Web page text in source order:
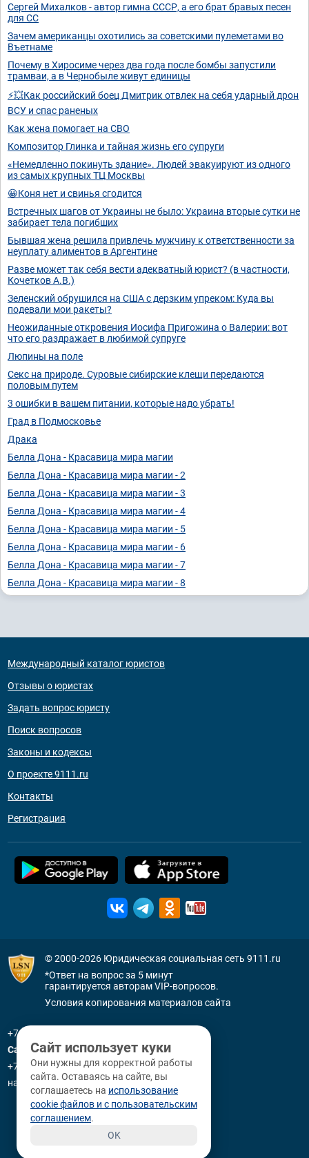
Сергей Михалков - автор гимна СССР, а его брат бравых песен
для СС
Зачем американцы охотились за советскими пулеметами во
Въетнаме
Почему в Хиросиме через два года после бомбы запустили
трамваи, а в Чернобыле живут единицы
⚡💥Как российский боец Дмитрик отвлек на себя ударный дрон
ВСУ и спас раненых
Как жена помогает на СВО
Композитор Глинка и тайная жизнь его супруги
«Немедленно покинуть здание». Людей эвакуируют из одного
из самых крупных ТЦ Москвы
😀Коня нет и свинья сгодится
Встречных шагов от Украины не было: Украина вторые сутки не
забирает тела погибших
Бывшая жена решила привлечь мужчину к ответственности за
неуплату алиментов в Аргентине
Разве может так себя вести адекватный юрист? (в частности,
Кочетков А.В.)
Зеленский обрушился на США с дерзким упреком: Куда вы
подевали мои ракеты?
Неожиданные откровения Иосифа Пригожина о Валерии: вот
что его раздражает в любимой супруге
Люпины на поле
Секс на природе. Суровые сибирские клещи передаются
половым путем
3 ошибки в вашем питании, которые надо убрать!
Град в Подмосковье
Драка
Белла Дона - Красавица мира магии
Белла Дона - Красавица мира магии - 2
Белла Дона - Красавица мира магии - 3
Белла Дона - Красавица мира магии - 4
Белла Дона - Красавица мира магии - 5
Белла Дона - Красавица мира магии - 6
Белла Дона - Красавица мира магии - 7
Белла Дона - Красавица мира магии - 8
Международный каталог юристов
Отзывы о юристах
Задать вопрос юристу
Поиск вопросов
Законы и кодексы
О проекте 9111.ru
Контакты
Регистрация
© 2000-2026 Юридическая социальная сеть 9111.ru
*Ответ на вопрос за 5 минут
гарантируется авторам VIP-вопросов.
Условия копирования материалов сайта
+7 (800) 505-91-11
Санкт-Петербург
+7 (812) 336-92-64
наб. р. Фонтанки, д. 59
Сайт использует куки
Они нужны для корректной работы
сайта. Оставаясь на сайте, вы
соглашаетесь на использование
cookie файлов и с пользовательским
соглашением.
OK